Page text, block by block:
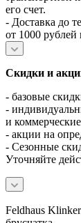
его счет.
- Доставка до
от 1000 рублей
Скидки и
- базовые
-
и
- акции на
- Сезонные
Уточняйте
Feldhaus